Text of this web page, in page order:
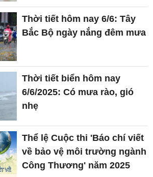
Thời tiết hôm nay 6/6: Tây
Bắc Bộ ngày nắng đêm mưa
Thời tiết biển hôm nay
6/6/2025: Có mưa rào, gió
nhẹ
Thể lệ Cuộc thi 'Báo chí viết
về bảo vệ môi trường ngành
Công Thương' năm 2025